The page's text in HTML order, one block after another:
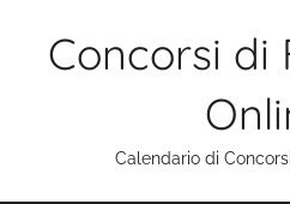
Concorsi di
Calendario di